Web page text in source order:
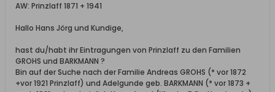
AW: Prinzlaff 1871 + 1941
Hallo Hans Jörg und Kundige,
hast du/habt ihr Eintragungen von Prinzlaff zu den Familien
GROHS und BARKMANN ?
Bin auf der Suche nach der Familie Andreas GROHS (* vor 1872
+vor 1921 Prinzlaff) und Adelgunde geb. BARKMANN (* vor 1873 +